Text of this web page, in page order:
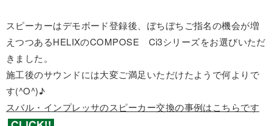
スピーカーはデモボード登録後、ぼちぼちご指名の機会が増
えつつあるHELIXのCOMPOSE Ci3シリーズをお選びいただ
きました。
施工後のサウンドには大変ご満足いただけたようで何よりで
す(^O^)♪
スバル・インプレッサのスピーカー交換の事例はこちらです